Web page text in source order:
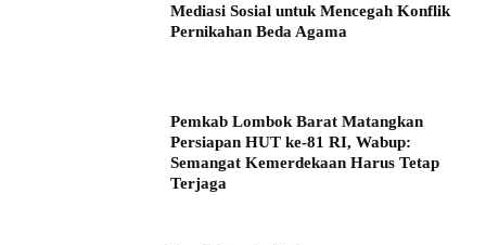
Mediasi Sosial untuk Mencegah Konflik
Pernikahan Beda Agama
Pemkab Lombok Barat Matangkan
Persiapan HUT ke-81 RI, Wabup:
Semangat Kemerdekaan Harus Tetap
Terjaga